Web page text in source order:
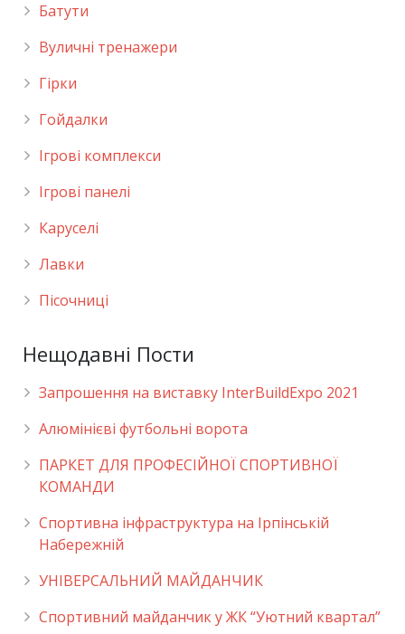
Батути
Вуличні тренажери
Гірки
Гойдалки
Ігрові комплекси
Ігрові панелі
Каруселі
Лавки
Пісочниці
Нещодавні Пости
Запрошення на виставку InterBuildExpo 2021
Алюмінієві футбольні ворота
ПАРКЕТ ДЛЯ ПРОФЕСІЙНОЇ СПОРТИВНОЇ
КОМАНДИ
Спортивна інфраструктура на Ірпінській
Набережній
УНІВЕРСАЛЬНИЙ МАЙДАНЧИК
Cпортивний майданчик у ЖК “Уютний квартал”